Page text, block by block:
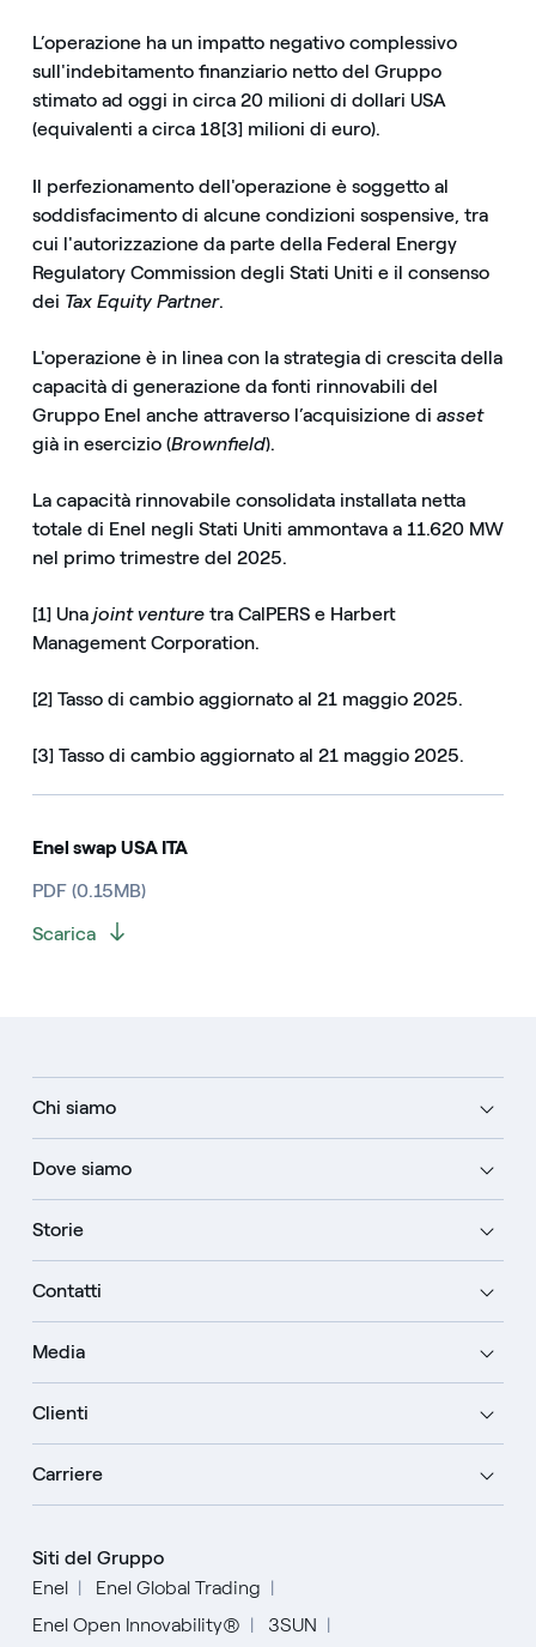
L’operazione ha un impatto negativo complessivo
sull'indebitamento finanziario netto del Gruppo
stimato ad oggi in circa 20 milioni di dollari USA
(equivalenti a circa 18[3] milioni di euro).
Il perfezionamento dell'operazione è soggetto al
soddisfacimento di alcune condizioni sospensive, tra
cui l'autorizzazione da parte della Federal Energy
Regulatory Commission degli Stati Uniti e il consenso
dei Tax Equity Partner.
L'operazione è in linea con la strategia di crescita della
capacità di generazione da fonti rinnovabili del
Gruppo Enel anche attraverso l’acquisizione di asset
già in esercizio (Brownfield).
La capacità rinnovabile consolidata installata netta
totale di Enel negli Stati Uniti ammontava a 11.620 MW
nel primo trimestre del 2025.
[1] Una joint venturetra CalPERS e Harbert
Management Corporation.
[2] Tasso di cambio aggiornato al 21 maggio 2025.
[3] Tasso di cambio aggiornato al 21 maggio 2025.
Enel swap USA ITA
PDF (0.15MB)
Scarica
Chi siamo
Dove siamo
Storie
Contatti
Media
Clienti
Carriere
Siti del Gruppo
Enel
Enel Global Trading
Enel Open Innovability®
3SUN